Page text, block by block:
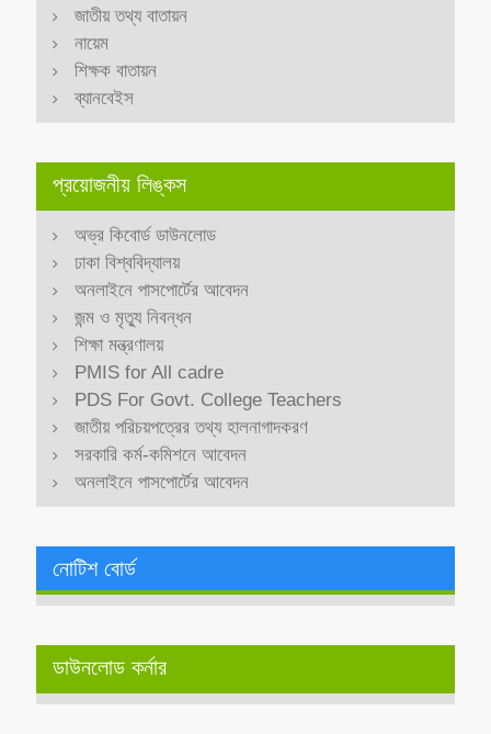
জাতীয় তথ্য বাতায়ন
নায়েম
শিক্ষক বাতায়ন
ব্যানবেইস
প্রয়োজনীয় লিঙ্কস
অভ্র কিবোর্ড ডাউনলোড
ঢাকা বিশ্ববিদ্যালয়
অনলাইনে পাসপোর্টের আবেদন
জন্ম ও মৃত্যু নিবন্ধন
শিক্ষা মন্ত্রণালয়
PMIS for All cadre
PDS For Govt. College Teachers
জাতীয় পরিচয়পত্রের তথ্য হালনাগাদকরণ
সরকারি কর্ম-কমিশনে আবেদন
অনলাইনে পাসপোর্টের আবেদন
নোটিশ বোর্ড
ডাউনলোড কর্নার